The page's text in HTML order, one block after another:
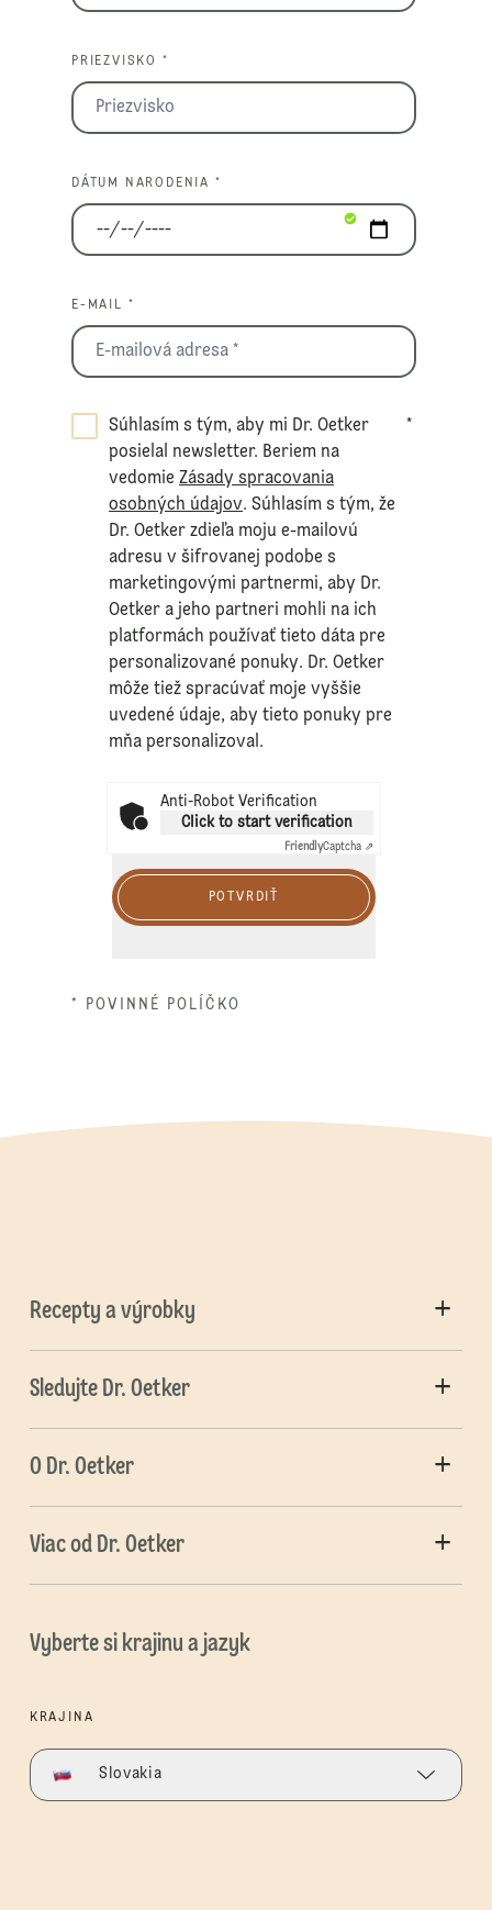
PRIEZVISKO *
DÁTUM NARODENIA *
E-MAIL *
Súhlasím s tým, aby mi Dr. Oetker
posielal newsletter. Beriem na
vedomieZásady spracovania
osobných údajov. Súhlasím s tým, že
Dr. Oetker zdieľa moju e-mailovú
adresu v šifrovanej podobe s
marketingovými partnermi, aby Dr.
Oetker a jeho partneri mohli na ich
platformách používať tieto dáta pre
personalizované ponuky. Dr. Oetker
môže tiež spracúvať moje vyššie
uvedené údaje, aby tieto ponuky pre
mňa personalizoval.
*
Anti-Robot Verification
Click to start verification
FriendlyCaptcha ⇗
POTVRDIŤ
* POVINNÉ POLÍČKO
Recepty a výrobky
Sledujte Dr. Oetker
O Dr. Oetker
Viac od Dr. Oetker
Vyberte si krajinu a jazyk
KRAJINA
Slovakia